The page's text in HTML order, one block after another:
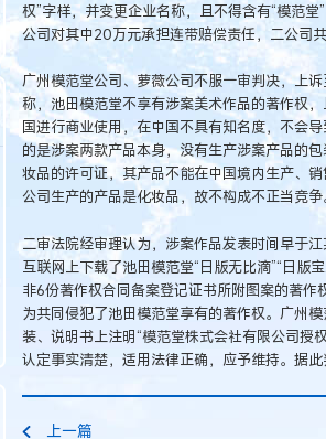
权”字样，并变更企业名称，且不得含有“模范
公司对其中20万元承担连带赔偿责任，二公司
广州模范堂公司、萝薇公司不服一审判决，上
称，池田模范堂不享有涉案美术作品的著作权
国进行商业使用，在中国不具有知名度，不会
的是涉案两款产品本身，没有生产涉案产品的
妆品的许可证，其产品不能在中国境内生产、
公司生产的产品是化妆品，故不构成不正当竞
二审法院经审理认为，涉案作品发表时间早于
互联网上下载了池田模范堂“日版无比滴”“日版
非6份著作权合同备案登记证书所附图案的著
为共同侵犯了池田模范堂享有的著作权。广州
装、说明书上注明“模范堂株式会社有限公司授
认定事实清楚，适用法律正确，应予维持。据此
上一篇